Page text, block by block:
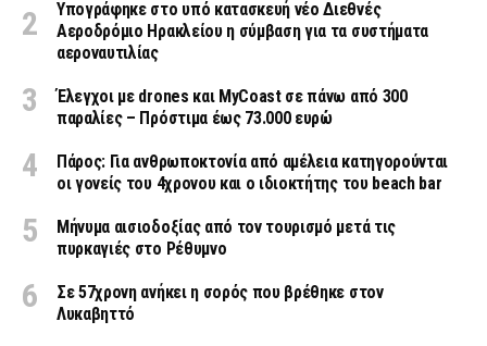
Υπογράφηκε στο υπό κατασκευή νέο Διεθνές
Αεροδρόμιο Ηρακλείου η σύμβαση για τα συστήματα
αεροναυτιλίας
Έλεγχοι με drones και MyCoast σε πάνω από 300
παραλίες – Πρόστιμα έως 73.000 ευρώ
Πάρος: Για ανθρωποκτονία από αμέλεια κατηγορούνται
οι γονείς του 4χρονου και ο ιδιοκτήτης του beach bar
Μήνυμα αισιοδοξίας από τον τουρισμό μετά τις
πυρκαγιές στο Ρέθυμνο
Σε 57χρονη ανήκει η σορός που βρέθηκε στον
Λυκαβηττό